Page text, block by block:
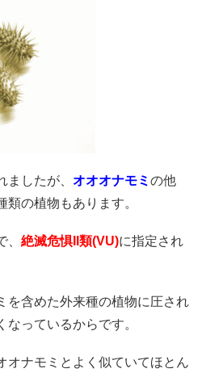
したが、 オオオナモミ の他
類の植物もあります。
、 絶滅危惧II類(VU)に指定され
を含めた外来種の植物に圧され
っているからです。
オナモミとよく似ていてほとん